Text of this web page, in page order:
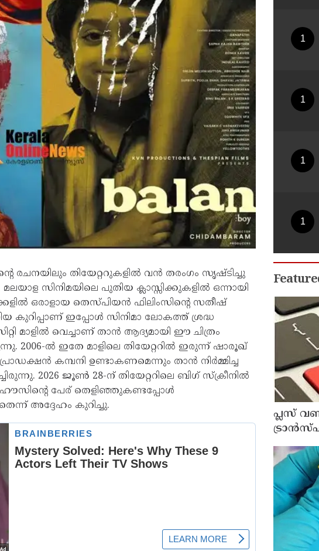
രചനയിലും തിയേറ്ററുകളിൽ വൻ തരംഗം സൃഷ്ടിച്ചു
സിനിമയിലെ പുതിയ ക്ലാസ്സിക്കുകളിൽ ഒന്നായി
ഒരാളായ തെസ്‌പിയൻ ഫിലിംസിന്റെ സതീഷ്
ഇപ്പോൾ സിനിമാ ലോകത്ത് ശ്രദ്ധ
മാളിൽ വെച്ചാണ് താൻ ആദ്യമായി ഈ ചിത്രം
ൽ ഇതേ മാളിലെ തിയേറ്ററിൽ ഇരുന്ന് ഷാരൂഖ്
കമ്പനി ഉണ്ടാകണമെന്നും താൻ നിർമ്മിച്ച
2026 ജൂൺ 28-ന് തിയേറ്ററിലെ ബിഗ് സ്‌ക്രീനിൽ
പേര് തെളിഞ്ഞുകണ്ടപ്പോൾ
അദ്ദേഹം കുറിച്ചു.
പ്ലസ്